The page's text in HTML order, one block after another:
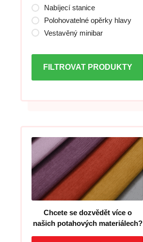
Nabíjecí stanice
Polohovatelné opěrky hlavy
Vestavěný minibar
FILTROVAT PRODUKTY
Chcete se dozvědět více o
našich potahových materiálech?